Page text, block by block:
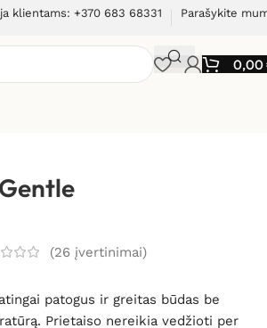
klientams: +370 683 68331 Parašykite
0,00
(26 įvertinimai)
patogus ir greitas būdas be
Prietaiso nereikia vedžioti per